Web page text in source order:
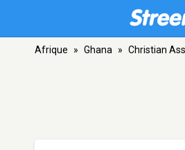
Afrique » Ghana » Christian